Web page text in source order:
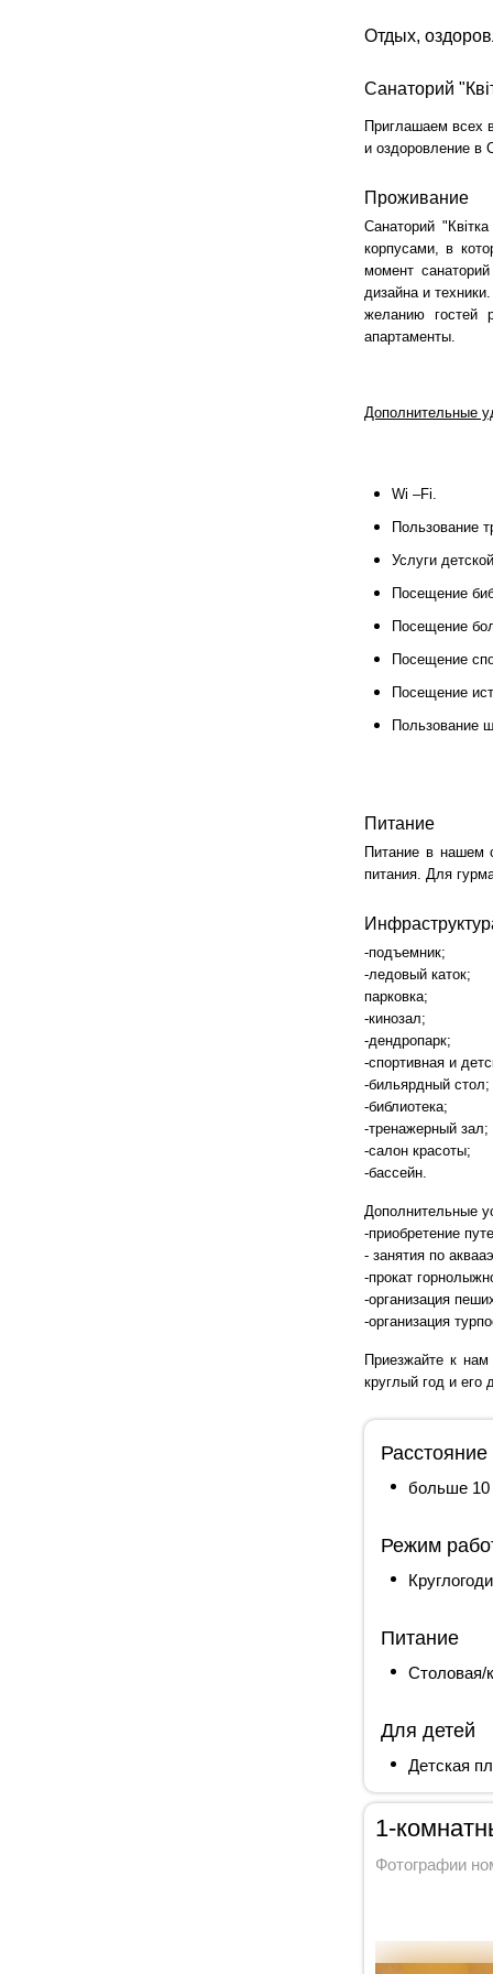
Отдых,
Cанаторий
Приглашаем всех
и оздоровление в
Проживание
Санаторий
корпусами, в
момент
дизайна и
желанию гостей
апартаменты.
Дополнительные
Wi –Fi.
Пользование
Услуги
Посещение
Посещение
Посещение
Посещение
Пользование
Питание
Питание в нашем
питания. Для
-подъемник;
-ледовый каток;
парковка;
-кинозал;
-дендропарк;
-спортивная и
-бильярдный стол;
-библиотека;
-тренажерный зал;
-салон красоты;
-бассейн.
Дополнительные
-приобретение
- занятия по
-прокат
-организация
-организация
Приезжайте к
круглый год и его
больше 10
Режим
Питание
Столовая/
Для детей
Детская
1-
Фотографии